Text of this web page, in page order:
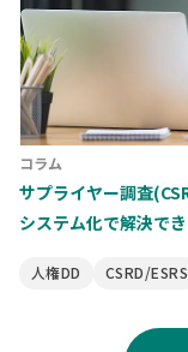
コラム
サプライヤー調査
システム化で解決で
人権DD CSRD/ESRS